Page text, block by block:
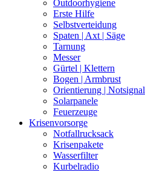
Outdoorhygiene
Erste Hilfe
Selbstverteidung
Spaten | Axt | Säge
Tarnung
Messer
Gürtel | Klettern
Bogen | Armbrust
Orientierung | Notsignal
Solarpanele
Feuerzeuge
Krisenvorsorge
Notfallrucksack
Krisenpakete
Wasserfilter
Kurbelradio